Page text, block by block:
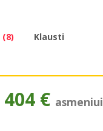
(8) Klausti
404 € asmeniui